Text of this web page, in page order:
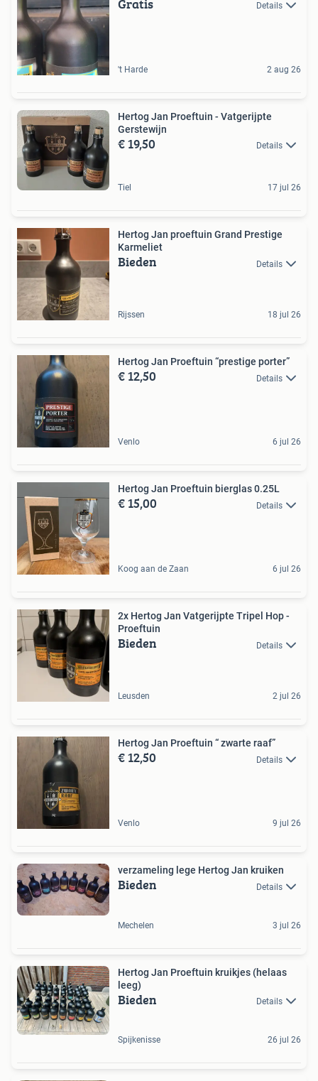
Details
't Harde 2 aug 26
Hertog Jan Proeftuin - Vatgerijpte
Gerstewijn
€ 19,50 Details
Tiel 17 jul 26
Hertog Jan proeftuin Grand Prestige
Karmeliet
Bieden Details
Rijssen 18 jul 26
Hertog Jan Proeftuin “prestige porter”
€ 12,50 Details
Venlo 6 jul 26
Hertog Jan Proeftuin bierglas 0.25L
€ 15,00 Details
Koog aan de Zaan 6 jul 26
2x Hertog Jan Vatgerijpte Tripel Hop -
Proeftuin
Bieden Details
Leusden 2 jul 26
Hertog Jan Proeftuin “ zwarte raaf”
€ 12,50 Details
Venlo 9 jul 26
verzameling lege Hertog Jan kruiken
Bieden Details
Mechelen 3 jul 26
Hertog Jan Proeftuin kruikjes (helaas
leeg)
Bieden Details
Spijkenisse 26 jul 26